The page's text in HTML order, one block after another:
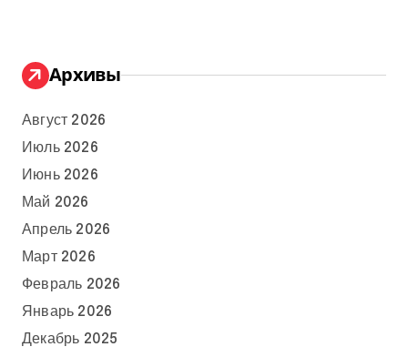
Архивы
Август 2026
Июль 2026
Июнь 2026
Май 2026
Апрель 2026
Март 2026
Февраль 2026
Январь 2026
Декабрь 2025